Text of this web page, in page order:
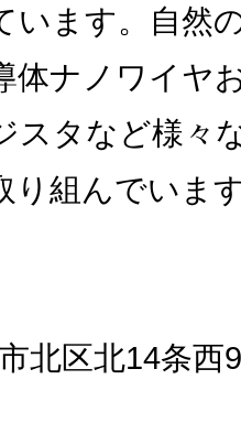
います。自然
体ナノワイヤ
スタなど様々
り組んでいま
北区北14条